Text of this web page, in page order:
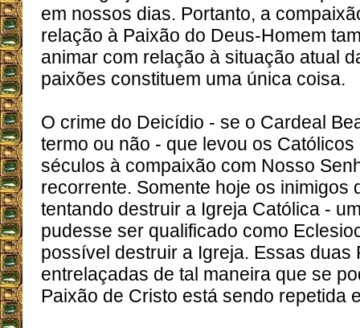
em nossos dias. Portanto, a
relação à Paixão do Deus-Homem
animar com relação à situação atual
paixões constituem uma única coisa.
O crime do Deicídio - se o Cardeal
termo ou não - que levou os
séculos à compaixão com Nosso
recorrente. Somente hoje os inimigos
tentando destruir a Igreja Católica -
pudesse ser qualificado como
possível destruir a Igreja. Essas duas
entrelaçadas de tal maneira que se
Paixão de Cristo está sendo repetida